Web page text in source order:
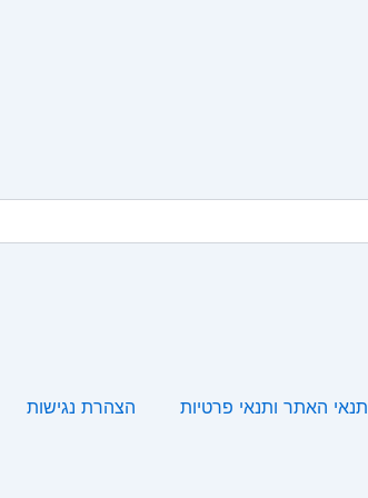
תנאי האתר ותנאי פרטיות הצהרת נגישות